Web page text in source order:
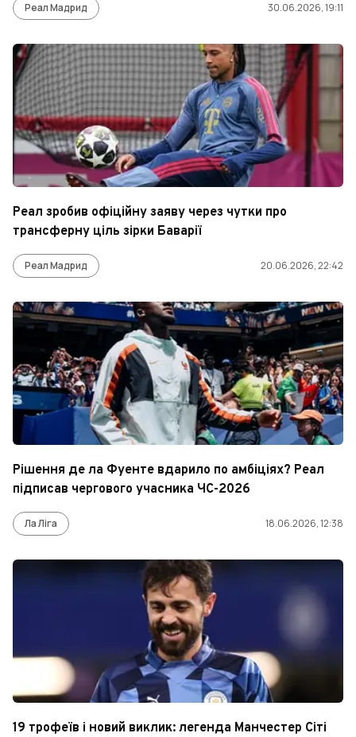
Реал Мадрид 30.06.2026, 19:11
Реал зробив офіційну заяву через чутки про
трансферну ціль зірки Баварії
Реал Мадрид 20.06.2026, 22:42
Рішення де ла Фуенте вдарило по амбіціях? Реал
підписав чергового учасника ЧС-2026
Ла Ліга 18.06.2026, 12:38
19 трофеїв і новий виклик: легенда Манчестер Сіті